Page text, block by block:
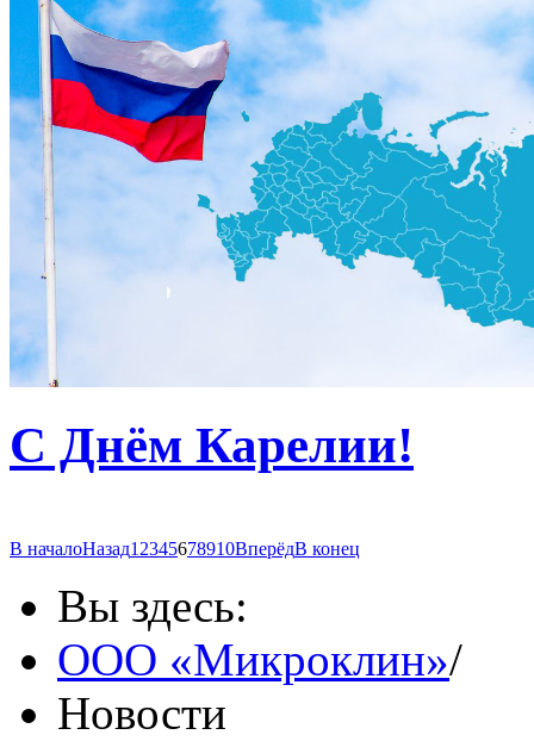
С Днём Карелии!
В началоНазад1 2345678910ВперёдВ конец
Вы здесь:
ООО «Микроклин»/
Новости